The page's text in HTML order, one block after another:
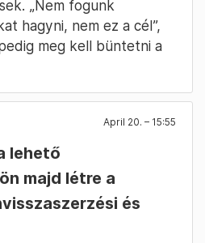
ott, és beszélt erről. A
és finanszírozást
lett 24 milliárd a
egy betonteknő van”.
fő kérdések. Egy bírósági
van az EU-val. A
is jött a hír,
közlekedik rajta, ezt is
róla, hogy nem jók a
„Nem fogunk
hagyni, nem ez a cél”,